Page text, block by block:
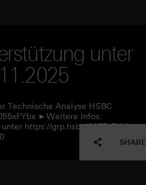
unter
Technische Analyse HSBC
►Weitere Infos:
https://grp.hsbc/6057xFYbL
SHARE